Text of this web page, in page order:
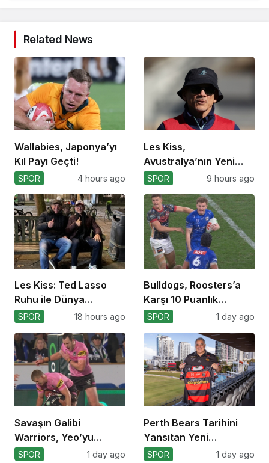
Related News
Wallabies, Japonya’yı
Kıl Payı Geçti!
SPOR 4 hours ago
Les Kiss,
Avustralya’nın Yeni
Koçu Olarak Debüt
SPOR 9 hours ago
Les Kiss: Ted Lasso
Ruhu ile Dünya
Kupası’na
SPOR 18 hours ago
Bulldogs, Roosters’a
Karşı 10 Puanlık
Avantajı Yitirdi
SPOR 1 day ago
Savaşın Galibi
Warriors, Yeo’yu
Kaybetti!
SPOR 1 day ago
Perth Bears Tarihini
Yansıtan Yeni
Formasını Tanıttı
SPOR 1 day ago